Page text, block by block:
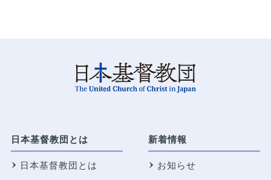
日本基督教団とは
日本基督教団とは
新着情報
お知らせ